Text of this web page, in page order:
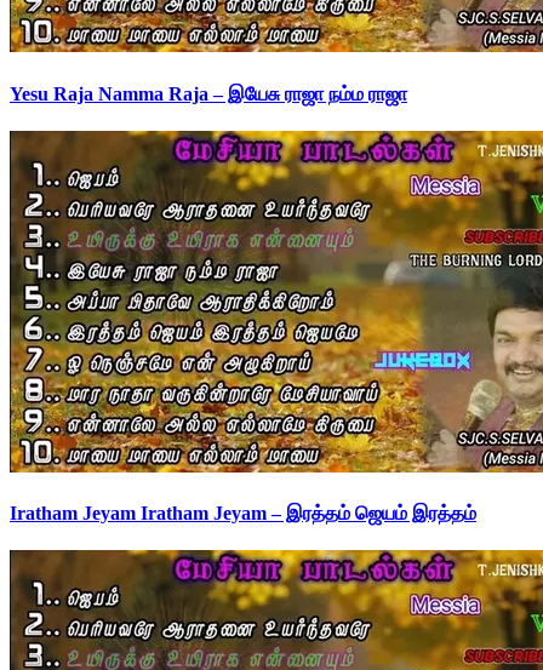
Yesu Raja Namma Raja – இயேசு ராஜா நம்ம ராஜா
Iratham Jeyam Iratham Jeyam – இரத்தம் ஜெயம் இரத்தம்